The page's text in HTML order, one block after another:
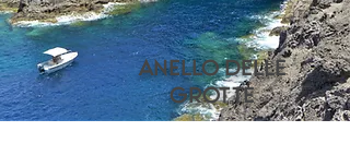
ANELLO DELLE
GROTTE